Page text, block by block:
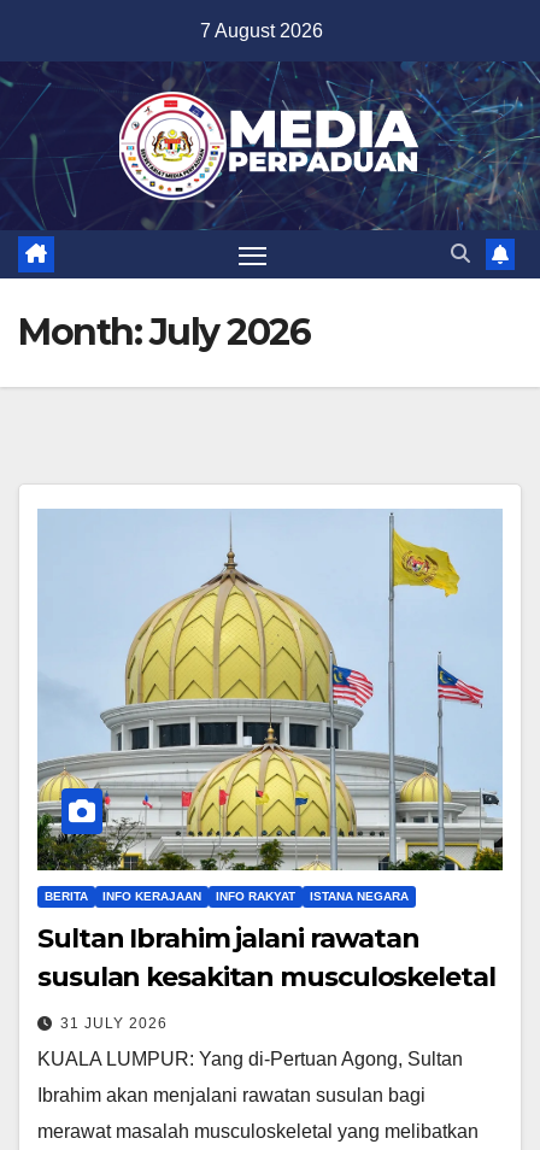
content
7 August 2026
Month:July 2026
BERITA INFO KERAJAAN INFO RAKYAT ISTANA NEGARA
Sultan Ibrahim jalani rawatan
susulan kesakitan musculoskeletal
31 JULY 2026
KUALA LUMPUR: Yang di-Pertuan Agong, Sultan
Ibrahim akan menjalani rawatan susulan bagi
merawat masalah musculoskeletal yang melibatkan